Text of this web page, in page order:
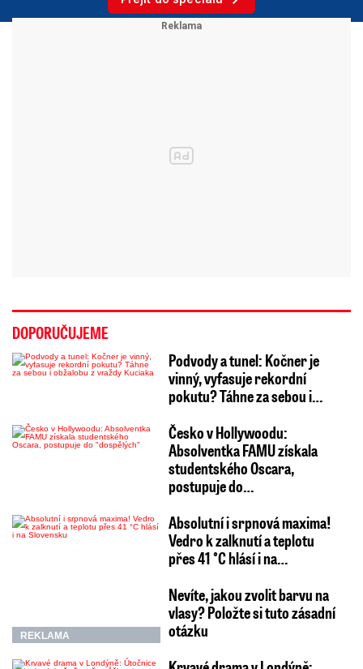
DOPORUČUJEME
Podvody a tunel: Kočner je
vinný, vyfasuje rekordní
pokutu? Táhne za sebou i…
Česko v Hollywoodu:
Absolventka FAMU získala
studentského Oscara,
postupuje do…
Absolutní i srpnová maxima!
Vedro k zalknutí a teplotu
přes 41 °C hlásí i na…
REKLAMA
Nevíte, jakou zvolit barvu na
vlasy? Položte si tuto zásadní
otázku